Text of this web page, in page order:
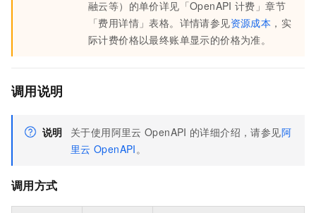
融云等）的单价详见「OpenAPI 计费」章节
「费用详情」表格。 详情请参见资源成本 ，实
际计费价格以最终账单显示的价格为准。
调用说明
说明 关于使用阿里云 OpenAPI 的详细介绍，请参见阿
里云 OpenAPI 。
调用方式